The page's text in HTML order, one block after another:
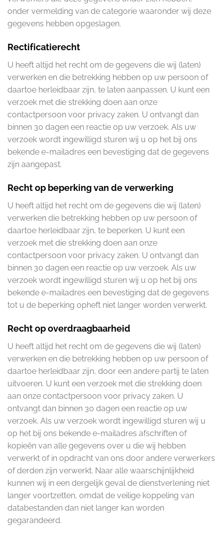
onder vermelding van de categorie waaronder wij deze
gegevens hebben opgeslagen.
Rectificatierecht
U heeft altijd het recht om de gegevens die wij (laten)
verwerken en die betrekking hebben op uw persoon of
daartoe herleidbaar zijn, te laten aanpassen. U kunt een
verzoek met die strekking doen aan onze
contactpersoon voor privacy zaken. U ontvangt dan
binnen 30 dagen een reactie op uw verzoek. Als uw
verzoek wordt ingewilligd sturen wij u op het bij ons
bekende e-mailadres een bevestiging dat de gegevens
zijn aangepast.
Recht op beperking van de verwerking
U heeft altijd het recht om de gegevens die wij (laten)
verwerken die betrekking hebben op uw persoon of
daartoe herleidbaar zijn, te beperken. U kunt een
verzoek met die strekking doen aan onze
contactpersoon voor privacy zaken. U ontvangt dan
binnen 30 dagen een reactie op uw verzoek. Als uw
verzoek wordt ingewilligd sturen wij u op het bij ons
bekende e-mailadres een bevestiging dat de gegevens
tot u de beperking opheft niet langer worden verwerkt.
Recht op overdraagbaarheid
U heeft altijd het recht om de gegevens die wij (laten)
verwerken en die betrekking hebben op uw persoon of
daartoe herleidbaar zijn, door een andere partij te laten
uitvoeren. U kunt een verzoek met die strekking doen
aan onze contactpersoon voor privacy zaken. U
ontvangt dan binnen 30 dagen een reactie op uw
verzoek. Als uw verzoek wordt ingewilligd sturen wij u
op het bij ons bekende e-mailadres afschriften of
kopieën van alle gegevens over u die wij hebben
verwerkt of in opdracht van ons door andere verwerkers
of derden zijn verwerkt. Naar alle waarschijnlijkheid
kunnen wij in een dergelijk geval de dienstverlening niet
langer voortzetten, omdat de veilige koppeling van
databestanden dan niet langer kan worden
gegarandeerd.